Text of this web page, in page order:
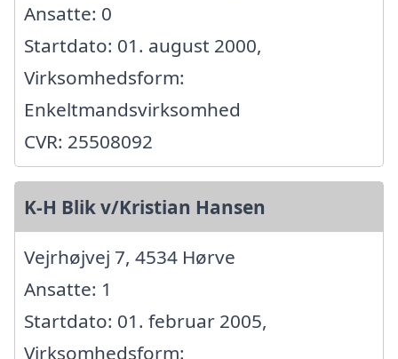
Ansatte: 0
Startdato: 01. august 2000,
Virksomhedsform:
Enkeltmandsvirksomhed
CVR: 25508092
K-H Blik v/Kristian Hansen
Vejrhøjvej 7, 4534 Hørve
Ansatte: 1
Startdato: 01. februar 2005,
Virksomhedsform: